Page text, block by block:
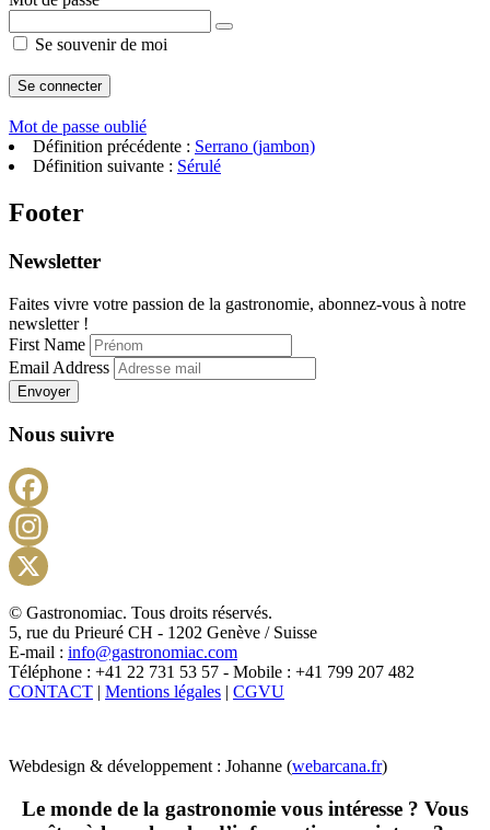
Se souvenir de moi
Mot de passe oublié
Définition précédente : Serrano (jambon)
Définition suivante : Sérulé
Footer
Newsletter
Faites vivre votre passion de la gastronomie, abonnez-vous à notre
newsletter !
First Name
Email Address
Envoyer
Nous suivre
X
© Gastronomiac. Tous droits réservés.
5, rue du Prieuré CH - 1202 Genève / Suisse
E-mail : info@gastronomiac.com
Téléphone : +41 22 731 53 57 - Mobile : +41 799 207 482
CONTACT | Mentions légales | CGVU
Webdesign & développement : Johanne (webarcana.fr)
Le monde de la gastronomie vous intéresse ? Vous